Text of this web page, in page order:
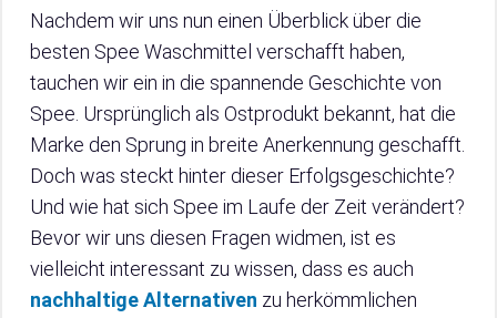
Nachdem wir uns nun einen Überblick über die
besten Spee Waschmittel verschafft haben,
tauchen wir ein in die spannende Geschichte von
Spee. Ursprünglich als Ostprodukt bekannt, hat die
Marke den Sprung in breite Anerkennung geschafft.
Doch was steckt hinter dieser Erfolgsgeschichte?
Und wie hat sich Spee im Laufe der Zeit verändert?
Bevor wir uns diesen Fragen widmen, ist es
vielleicht interessant zu wissen, dass es auch
nachhaltige Alternativen zu herkömmlichen